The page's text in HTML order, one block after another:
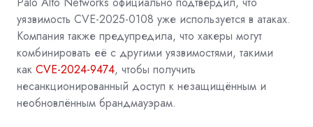
уязвимость CVE-2025-0108 уже используется в атаках.
Компания также предупредила, что хакеры могут
комбинировать её с другими уязвимостями, такими
как CVE-2024-9474, чтобы получить
несанкционированный доступ к незащищённым и
необновлённым брандмауэрам.